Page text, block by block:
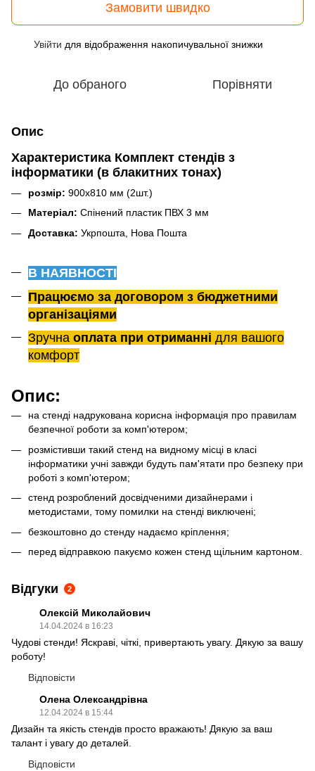
Замовити швидко
Увійти для відображення накопичувальної знижки
До обраного Порівняти
Опис
Характеристика Комплект стендів з
інформатики (в блакитних тонах)
розмір: 900х810 мм (2шт.)
Матеріал: Спінений пластик ПВХ 3 мм
Доставка: Укрпошта, Нова Пошта
В НАЯВНОСТІ
Працюємо за договором з бюджетними
організаціями
Зручна оплата при отриманні для вашого
комфорт
Опис:
на стенді надрукована корисна інформація про правилам
безпечної роботи за комп'ютером;
розмістивши такий стенд на видному місці в класі
інформатики учні завжди будуть пам'ятати про безпеку при
роботі з комп'ютером;
стенд розроблений досвідченими дизайнерами і
методистами, тому помилки на стенді виключені;
безкоштовно до стенду надаємо кріплення;
перед відправкою пакуємо кожен стенд щільним картоном.
Відгуки 2
Олексій Миколайович
14.04.2024 в 16:23
Чудові стенди! Яскраві, чіткі, привертають увагу. Дякую за вашу
роботу!
Відповісти
Олена Олександрівна
12.04.2024 в 15:44
Дизайн та якість стендів просто вражають! Дякую за ваш
талант і увагу до деталей.
Відповісти